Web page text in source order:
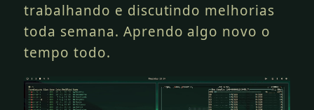
trabalhando e discutindo melhorias
toda semana. Aprendo algo novo o
tempo todo.